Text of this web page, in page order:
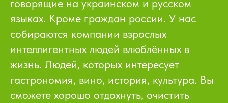
говорящие на украинском и русском
языках. Кроме граждан россии. У нас
собираются компании взрослых
интеллигентных людей влюблённых в
жизнь. Людей, которых интересует
гастрономия, вино, история, культура. Вы
сможете хорошо отдохнуть, очистить